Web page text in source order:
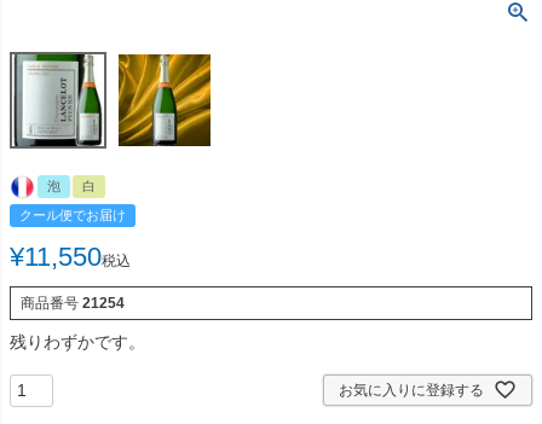
泡
白
クール便でお届け
¥11,550税込
商品番号 21254
残りわずかです。
お気に入りに登録する